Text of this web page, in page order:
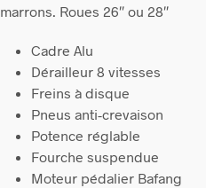
marrons. Roues 26″ ou 28″
Cadre Alu
Dérailleur 8 vitesses
Freins à disque
Pneus anti-crevaison
Potence réglable
Fourche suspendue
Moteur pédalier Bafang